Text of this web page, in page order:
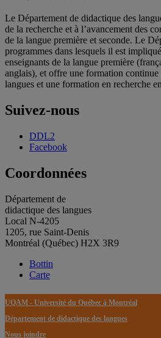
Le Département de didactique des
de la recherche et à l’avancement des
de la langue première et seconde. Le
programmes dans lesquels il est
enseignants de la langue première
anglais), et offre une formation continue
langues et une formation en recherche
Suivez-nous
DDL2
Facebook
Coordonnées
Département de
didactique des langues
Local N-4205
1205, rue Saint-Denis
Montréal (Québec) H2X 3R9
Bottin
Carte
UQAM - Université du Québec à Montréal
Département de didactique des langues
Nous joindre